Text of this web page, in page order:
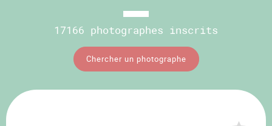
17166 photographes inscrits
Chercher un photographe